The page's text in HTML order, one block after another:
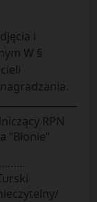
i
W §
RPN
”Błonie”